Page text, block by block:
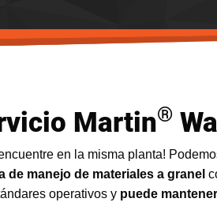
Martin®
en la misma planta!
manejo de materiales a granel
operativos y puede